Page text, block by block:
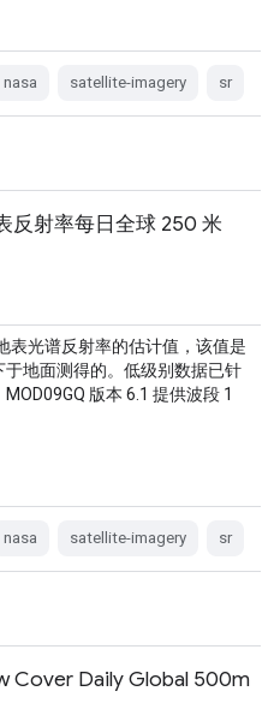
nasa satellite-imagery sr
反射率每日全球 250 米
表光谱反射率的估计值，该值是
地面测得的。低级别数据已针
版本 6.1 提供波段 1
nasa satellite-imagery sr
Cover Daily Global 500m